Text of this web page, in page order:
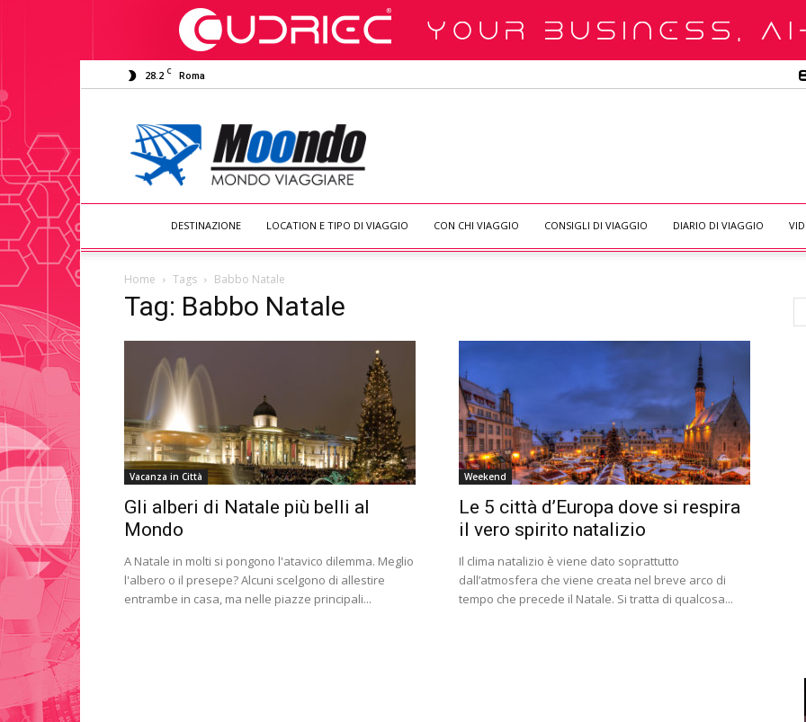
28.2 C Roma
Moondo
Viaggiare
DESTINAZIONE LOCATION E TIPO DI VIAGGIO CON CHI VIAGGIO CONSIGLI DI VIAGGIO DIARIO DI VIAGGIO
Home Tags Babbo Natale
Tag: Babbo Natale
Vacanza in Città
Gli alberi di Natale più belli al
Mondo
A Natale in molti si pongono l'atavico dilemma. Meglio
l'albero o il presepe? Alcuni scelgono di allestire
entrambe in casa, ma nelle piazze principali...
Weekend
Le 5 città d’Europa dove si respira
il vero spirito natalizio
Il clima natalizio è viene dato soprattutto
dall’atmosfera che viene creata nel breve arco di
tempo che precede il Natale. Si tratta di qualcosa...